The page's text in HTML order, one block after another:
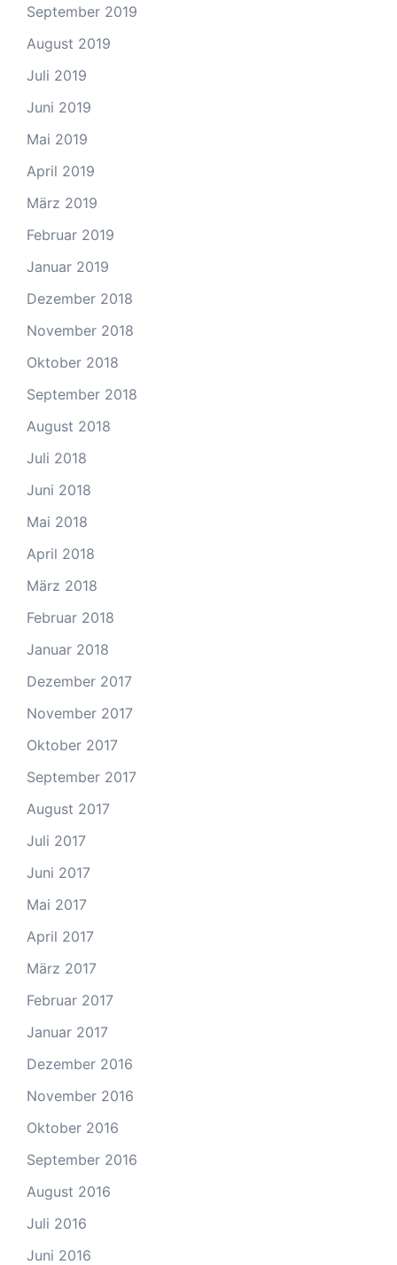
September 2019
August 2019
Juli 2019
Juni 2019
Mai 2019
April 2019
März 2019
Februar 2019
Januar 2019
Dezember 2018
November 2018
Oktober 2018
September 2018
August 2018
Juli 2018
Juni 2018
Mai 2018
April 2018
März 2018
Februar 2018
Januar 2018
Dezember 2017
November 2017
Oktober 2017
September 2017
August 2017
Juli 2017
Juni 2017
Mai 2017
April 2017
März 2017
Februar 2017
Januar 2017
Dezember 2016
November 2016
Oktober 2016
September 2016
August 2016
Juli 2016
Juni 2016